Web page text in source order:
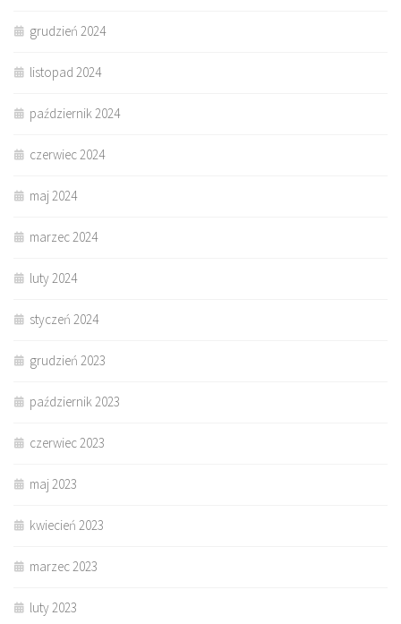
grudzień 2024
listopad 2024
październik 2024
czerwiec 2024
maj 2024
marzec 2024
luty 2024
styczeń 2024
grudzień 2023
październik 2023
czerwiec 2023
maj 2023
kwiecień 2023
marzec 2023
luty 2023